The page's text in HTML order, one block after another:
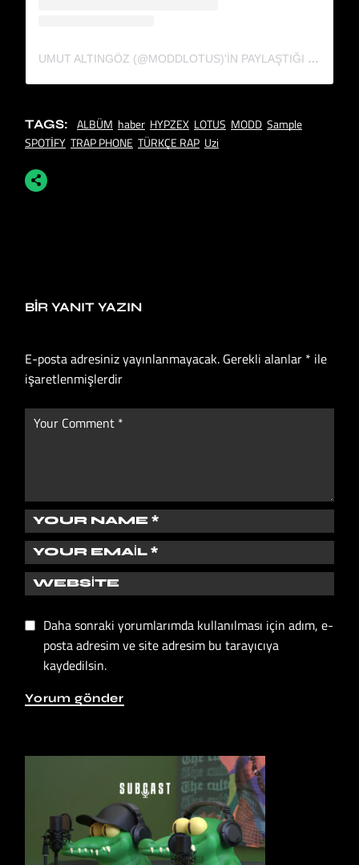
UMUT ALTINGÖZ (@MODDLOTUS)'IN PAYLAŞTIĞI BIR GÖNDERI
TAGS: ALBÜM haber HYPZEX LOTUS MODD Sample
SPOTİFY TRAP PHONE TÜRKÇE RAP Uzi
BIR YANIT YAZIN
E-posta adresiniz yayınlanmayacak. Gerekli alanlar * ile
işaretlenmişlerdir
Daha sonraki yorumlarımda kullanılması için adım, e-
posta adresim ve site adresim bu tarayıcıya
kaydedilsin.
Yorum gönder